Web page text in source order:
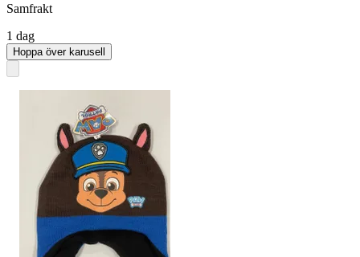
Samfrakt
1 dag
Hoppa över karusell